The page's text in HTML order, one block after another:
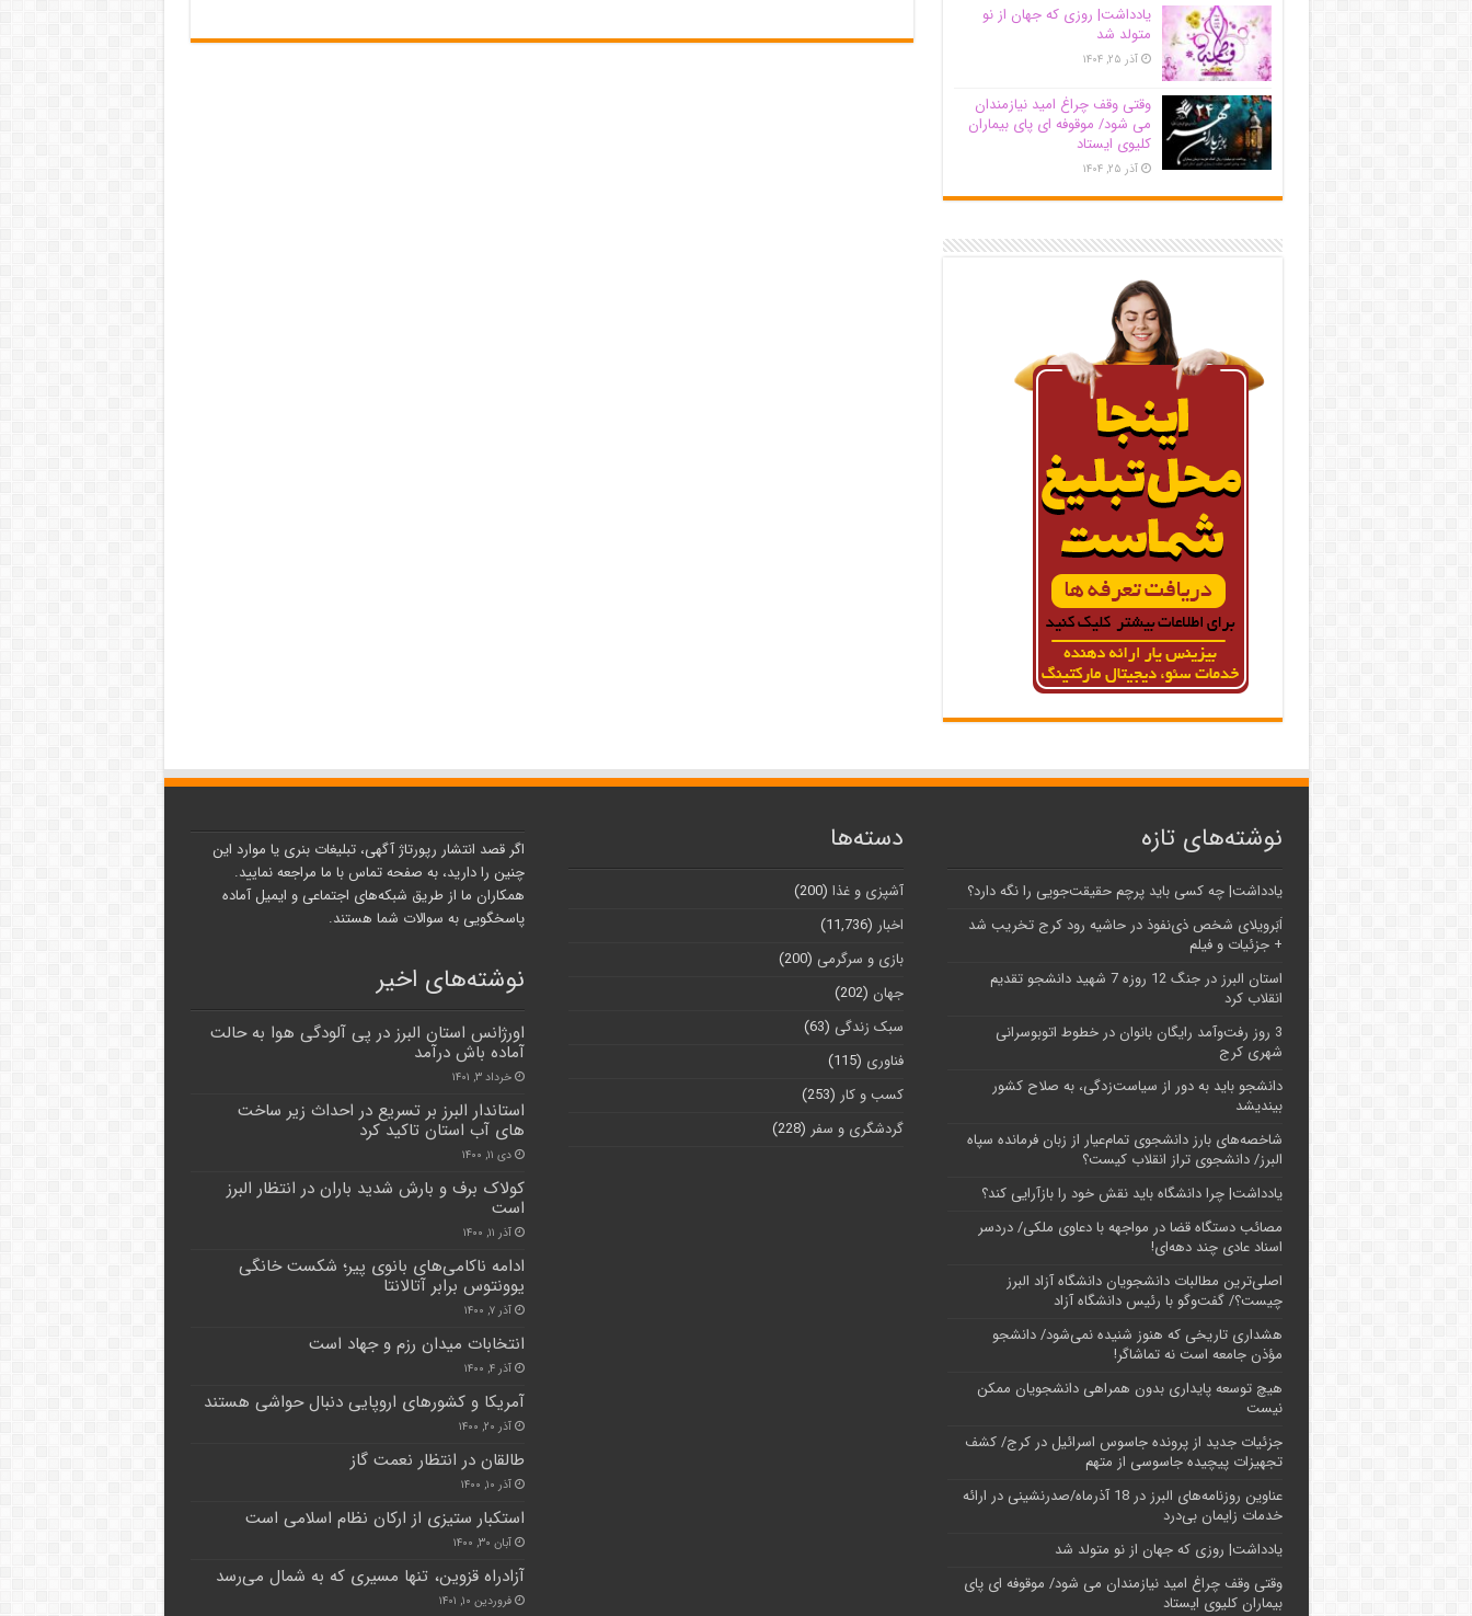
یادداشت| روزی که جهان از نو
متولد شد
آذر ۲۵, ۱۴۰۴
وقتی وقف چراغ امید نیازمندان
می شود/ موقوفه ای پای بیماران
کلیوی ایستاد
آذر ۲۵, ۱۴۰۴
نوشته‌های تازه
یادداشت| ‌چه کسی باید پرچم حقیقت‌جویی را نگه دارد؟
اَبَر‌ویلای شخص ذی‌نفوذ در حاشیه‌ رود کرج تخریب شد
+ جزئیات و فیلم
استان البرز در جنگ 12 روزه 7 شهید دانشجو تقدیم
انقلاب کرد
3 روز رفت‌وآمد رایگان بانوان در خطوط اتوبوسرانی
شهری کرج
دانشجو باید به دور از سیاست‌زدگی، به صلاح کشور
بیندیشد
شاخصه‌های بارز دانشجوی تمام‌عیار از زبان فرمانده سپاه
البرز/ دانشجوی تراز انقلاب کیست؟
یادداشت| چرا دانشگاه باید نقش خود را بازآرایی کند؟
مصائب دستگاه قضا در مواجهه با دعاوی ملکی/ دردسر
اسناد عادی چند‌ دهه‌ای!
اصلی‌ترین مطالبات دانشجویان دانشگاه آزاد البرز
چیست؟/ گفت‌وگو با رئیس دانشگاه آز‌اد
هشداری تاریخی که هنوز شنیده نمی‌شود/ دانشجو
مؤذن جامعه است نه تماشاگر!
هیچ توسعه پایداری بدون همراهی دانشجویان ممکن
نیست
جزئیات جدید از پرونده جاسوس اسرائیل در کرج/‌ کشف
تجهیزات پیچیده جاسوسی از متهم
عناوین روزنامه‌های البرز در ‌18 آذرماه/صدرنشینی در ارائه
خدمات زایمان بی‌درد
یادداشت| روزی که جهان از نو متولد شد
وقتی وقف چراغ امید نیازمندان می شود/ موقوفه ای پای
بیماران کلیوی ایستاد
دسته‌ها
آشپزی و غذا (200)
اخبار (11,736)
بازی و سرگرمی (200)
جهان (202)
سبک زندگی (63)
فناوری (115)
کسب و کار (253)
گردشگری و سفر (228)
اگر قصد انتشار رپورتاژ آگهی، تبلیغات بنری یا موارد این
چنین را دارید، به صفحه تماس با ما مراجعه نمایید.
همکاران ما از طریق شبکه‌های اجتماعی و ایمیل آماده
پاسخگویی به سوالات شما هستند.
نوشته‌های اخیر
اورژانس استان البرز در پی آلودگی هوا به حالت
آماده باش درآمد
خرداد ۳, ۱۴۰۱
استاندار البرز بر تسریع در احداث زیر ساخت
های آب استان تاکید کرد
دی ۱۱, ۱۴۰۰
کولاک برف و بارش شدید باران در انتظار البرز
است
آذر ۱۱, ۱۴۰۰
ادامه ناکامی‌های بانوی پیر؛ شکست خانگی
یوونتوس برابر آتالانتا
آذر ۷, ۱۴۰۰
انتخابات میدان رزم و جهاد است
آذر ۴, ۱۴۰۰
آمریکا و کشورهای اروپایی دنبال حواشی هستند
آذر ۲۰, ۱۴۰۰
طالقان در انتظار نعمت گاز
آذر ۱۰, ۱۴۰۰
استکبار ستیزی از ارکان نظام اسلامی است
آبان ۳۰, ۱۴۰۰
آزادراه قزوین، تنها مسیری که به شمال می‌رسد
فروردین ۱۰, ۱۴۰۱